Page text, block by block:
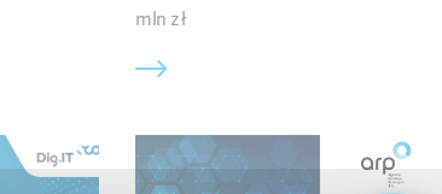
mln zł